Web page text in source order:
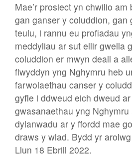
Mae’r prosiect yn chwilio am
gan ganser y coluddion, gan
teulu, i rannu eu profiadau
meddyliau ar sut ellir gwella
coluddion er mwyn deall a
flwyddyn yng Nghymru heb
farwolaethau canser y
gyfle i ddweud eich dweud
gwasanaethau yng
dylanwadu ar y ffordd mae
draws y wlad. Bydd yr
Llun 18 Ebrill 2022.